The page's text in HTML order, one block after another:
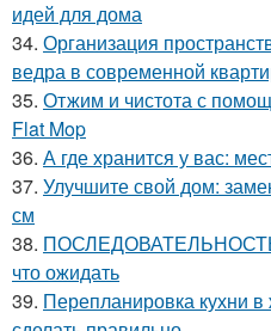
идей для дома
34. Организация
ведра в современной
35. Отжим и чистота с
Flat Mop
36. А где хранится у вас:
37. Улучшите свой дом:
см
38. ПОСЛЕДОВАТЕЛЬНОСТЬ
что ожидать
39. Перепланировка кухни